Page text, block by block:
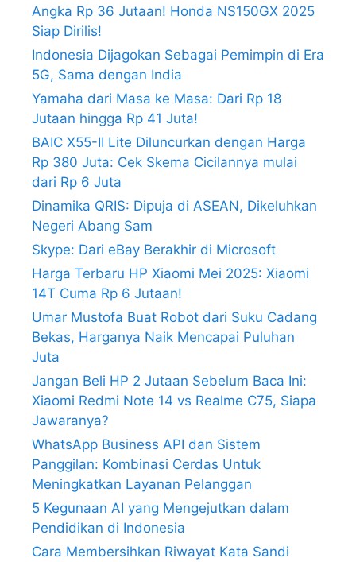
Angka Rp 36 Jutaan! Honda NS150GX 2025
Siap Dirilis!
Indonesia Dijagokan Sebagai Pemimpin di Era
5G, Sama dengan India
Yamaha dari Masa ke Masa: Dari Rp 18
Jutaan hingga Rp 41 Juta!
BAIC X55-II Lite Diluncurkan dengan Harga
Rp 380 Juta: Cek Skema Cicilannya mulai
dari Rp 6 Juta
Dinamika QRIS: Dipuja di ASEAN, Dikeluhkan
Negeri Abang Sam
Skype: Dari eBay Berakhir di Microsoft
Harga Terbaru HP Xiaomi Mei 2025: Xiaomi
14T Cuma Rp 6 Jutaan!
Umar Mustofa Buat Robot dari Suku Cadang
Bekas, Harganya Naik Mencapai Puluhan
Juta
Jangan Beli HP 2 Jutaan Sebelum Baca Ini:
Xiaomi Redmi Note 14 vs Realme C75, Siapa
Jawaranya?
WhatsApp Business API dan Sistem
Panggilan: Kombinasi Cerdas Untuk
Meningkatkan Layanan Pelanggan
5 Kegunaan AI yang Mengejutkan dalam
Pendidikan di Indonesia
Cara Membersihkan Riwayat Kata Sandi